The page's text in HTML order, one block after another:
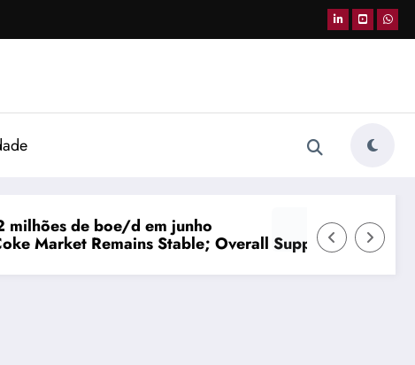
and Demand Balanced
Gasolina passa a ter 32% de etanol a partir